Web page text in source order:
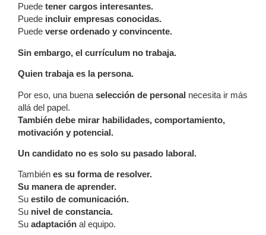
Puede tener cargos interesantes.
Puede incluir empresas conocidas.
Puede verse ordenado y convincente.
Sin embargo, el currículum no trabaja.
Quien trabaja es la persona.
Por eso, una buena selección de personal necesita ir más
allá del papel.
También debe mirar habilidades, comportamiento,
motivación y potencial.
Un candidato no es solo su pasado laboral.
También es su forma de resolver.
Su manera de aprender.
Su estilo de comunicación.
Su nivel de constancia.
Su adaptación al equipo.